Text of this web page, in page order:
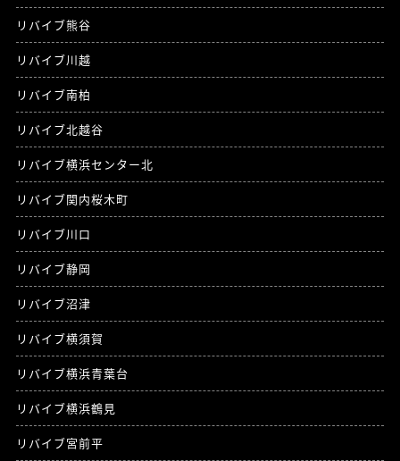
リバイブ熊谷
リバイブ川越
リバイブ南柏
リバイブ北越谷
リバイブ横浜センター北
リバイブ関内桜木町
リバイブ川口
リバイブ静岡
リバイブ沼津
リバイブ横須賀
リバイブ横浜青葉台
リバイブ横浜鶴見
リバイブ宮前平